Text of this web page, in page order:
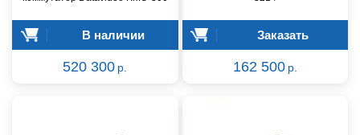
В наличии
520 300 р.
Заказать
162 500 р.